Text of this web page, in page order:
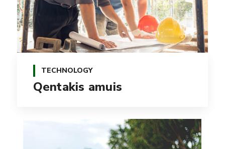
TECHNOLOGY
Qentakis amuis